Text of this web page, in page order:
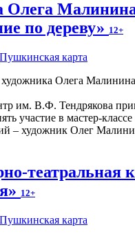
Олега
по дереву» 12+
Пушкинская карта
им. В.Ф. Тендрякова
участие в мастер-
– художник Олег
театральная
12+
Пушкинская карта